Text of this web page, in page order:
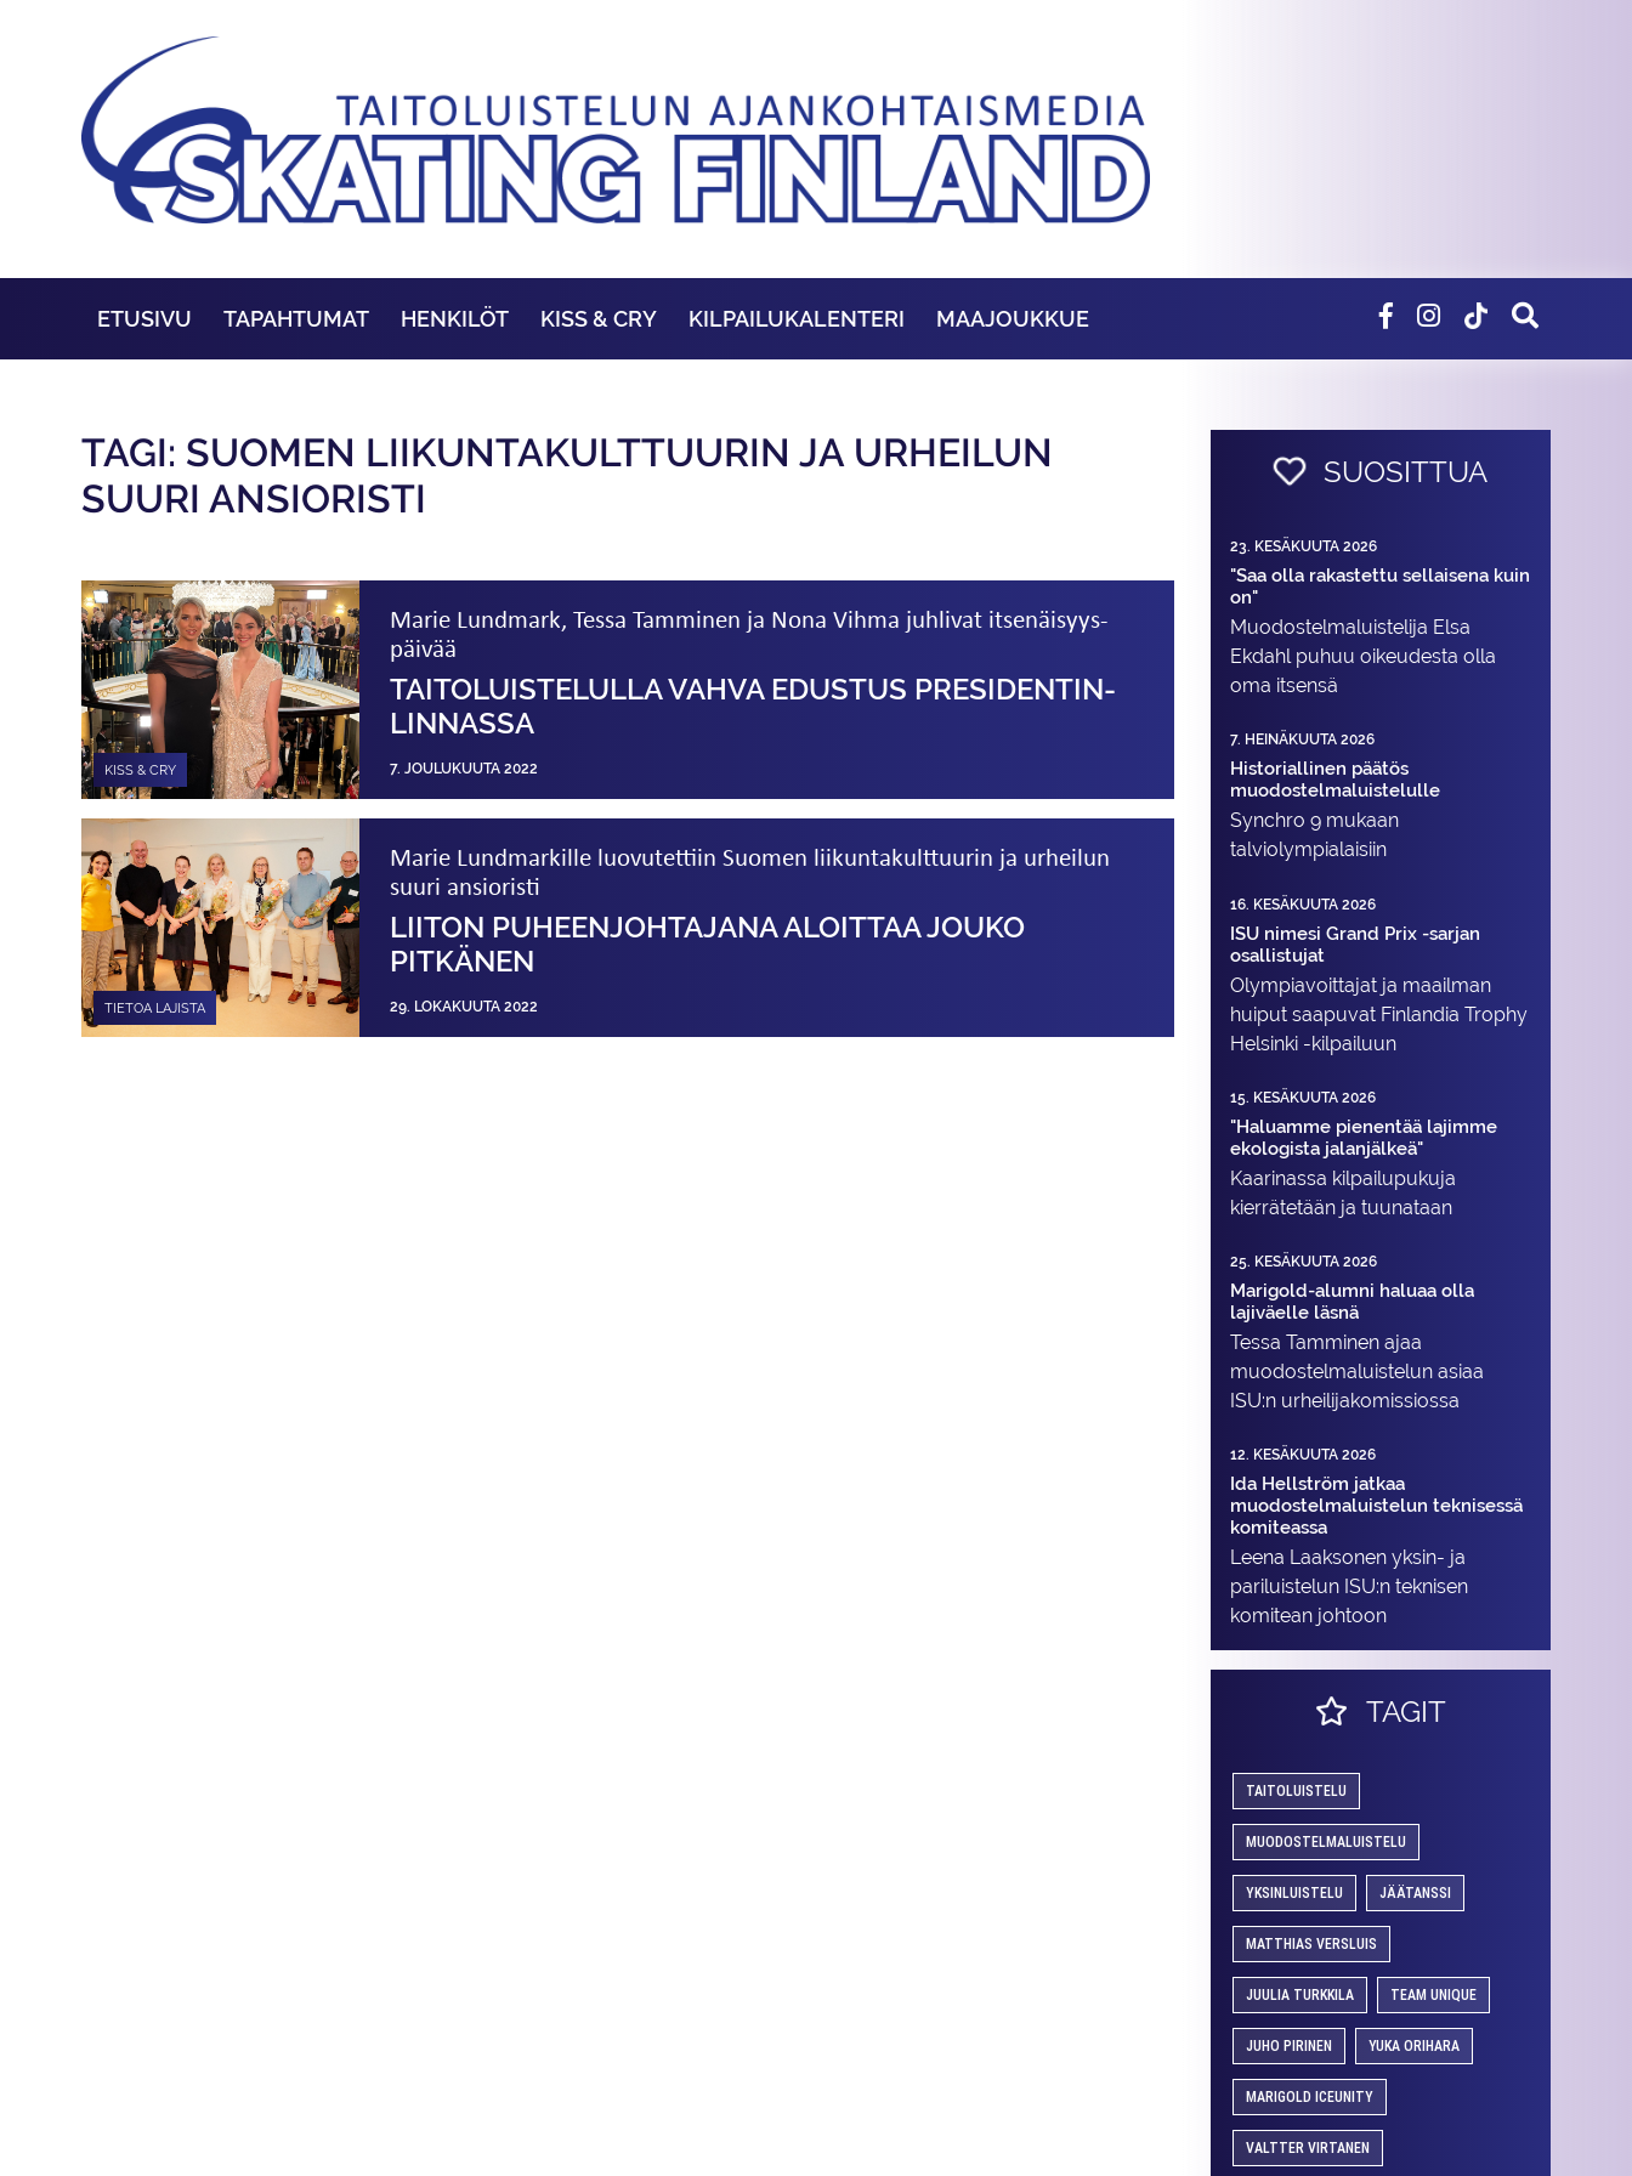
ETUSIVU TAPAHTUMAT HENKILÖT KISS & CRY KILPAILUKALENTERI MAAJOUKKUE
TAGI: SUOMEN LIIKUNTAKULTTUURIN JA URHEILUN
SUURI ANSIORISTI
KISS & CRY
Marie Lundmark, Tessa Tamminen ja Nona Vihma juhlivat itsenäisyys­
päivää
TAITOLUISTELULLA VAHVA EDUSTUS PRESIDENTIN­
LINNASSA
7. JOULUKUUTA 2022
TIETOA LAJISTA
Marie Lundmarkille luovutettiin Suomen liikuntakulttuurin ja urheilun
suuri ansioristi
LIITON PUHEEN­­JOHTAJANA ALOITTAA JOUKO
PITKÄNEN
29. LOKAKUUTA 2022
SUOSITTUA
23. KESÄKUUTA 2026
"Saa olla rakastettu sellaisena kuin
on"
Muodostelma­luistelija Elsa
Ekdahl puhuu oikeudesta olla
oma itsensä
7. HEINÄKUUTA 2026
Historiallinen päätös
muodostelmaluistelulle
Synchro 9 mukaan
talviolympialaisiin
16. KESÄKUUTA 2026
ISU nimesi Grand Prix -sarjan
osallistujat
Olympiavoittajat ja maailman
huiput saapuvat Finlandia Trophy
Helsinki -kilpailuun
15. KESÄKUUTA 2026
"Haluamme pienentää lajimme
ekologista jalanjälkeä"
Kaarinassa kilpailupukuja
kierrätetään ja tuunataan
25. KESÄKUUTA 2026
Marigold-alumni haluaa olla
lajiväelle läsnä
Tessa Tamminen ajaa
muodostelma­luistelun asiaa
ISU:n urheilija­komissiossa
12. KESÄKUUTA 2026
Ida Hellström jatkaa
muodostelmaluistelun teknisessä
komiteassa
Leena Laaksonen yksin- ja
pariluistelun ISU:n teknisen
komitean johtoon
TAGIT
TAITOLUISTELU
MUODOSTELMALUISTELU
YKSINLUISTELU JÄÄTANSSI
MATTHIAS VERSLUIS
JUULIA TURKKILA TEAM UNIQUE
JUHO PIRINEN YUKA ORIHARA
MARIGOLD ICEUNITY
VALTTER VIRTANEN